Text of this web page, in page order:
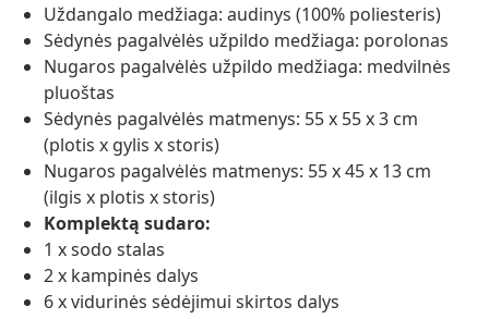
Uždangalo medžiaga: audinys (100% poliesteris)
Sėdynės pagalvėlės užpildo medžiaga: porolonas
Nugaros pagalvėlės užpildo medžiaga: medvilnės
pluoštas
Sėdynės pagalvėlės matmenys: 55 x 55 x 3 cm
(plotis x gylis x storis)
Nugaros pagalvėlės matmenys: 55 x 45 x 13 cm
(ilgis x plotis x storis)
Komplektą sudaro:
1 x sodo stalas
2 x kampinės dalys
6 x vidurinės sėdėjimui skirtos dalys